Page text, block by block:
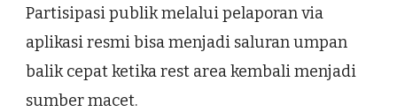
Partisipasi publik melalui pelaporan via
aplikasi resmi bisa menjadi saluran umpan
balik cepat ketika rest area kembali menjadi
sumber macet.